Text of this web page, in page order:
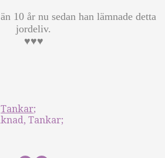
10 år nu sedan han lämnade detta
jordeliv.
♥️♥️♥️
Tankar;
, Tankar;